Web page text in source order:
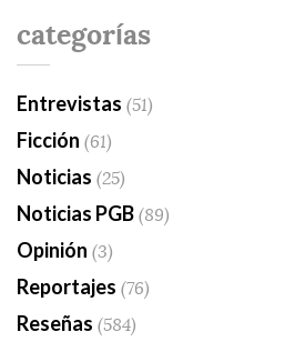
categorías
Entrevistas (51)
Ficción (61)
Noticias (25)
Noticias PGB(89)
Opinión (3)
Reportajes (76)
Reseñas (584)